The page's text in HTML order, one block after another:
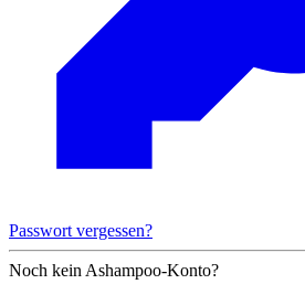
Passwort vergessen?
Noch kein Ashampoo-Konto?